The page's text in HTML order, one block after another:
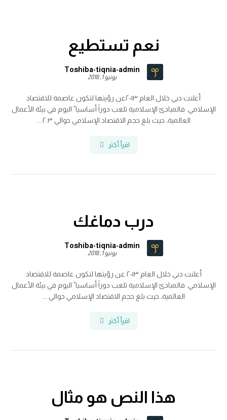
نعم تستطيع
Toshiba-tiqnia-admin
يونيو 1, 2018
أعلنت دبي خلال العام ٢٠١٣عن رؤيتها لتكون عاصمة للاقتصاد
الإسلامي. فالمبادئ الإسلامية تلعب دوراً أساسيا ً اليوم في بيئة الأعمال
العالمية، حيث بلغ حجم الاقتصاد الإسلامي حوالي ٢.٣ ...
اقرأ أكثر
درب دماغك
Toshiba-tiqnia-admin
يونيو 1, 2018
أعلنت دبي خلال العام ٢٠١٣ عن رؤيتها لتكون عاصمة للاقتصاد
الإسلامي. فالمبادئ الإسلامية تلعب دوراً أساسيا ً اليوم في بيئة الأعمال
العالمية، حيث بلغ حجم الاقتصاد الإسلامي حوالي ...
اقرأ أكثر
هذا النص هو مثال